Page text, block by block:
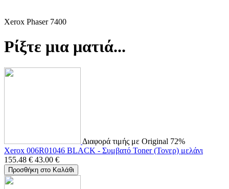
Χerox Phaser 7400
Ρίξτε μια ματιά...
Διαφορά τιμής με Original 72%
Xerox 006R01046 BLACK - Συμβατό Toner (Τονερ) μελάνι
155.48 € 43.00 €
Προσθήκη στο Καλάθι